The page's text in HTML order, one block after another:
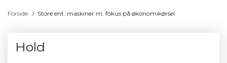
Forside Store ent. maskiner m. fokus på økonomikørsel
Hold